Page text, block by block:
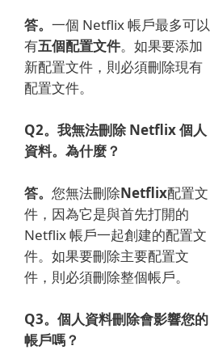
答。 一個 Netflix 帳戶最多可以
有五個配置文件。 如果要添加
新配置文件，則必須刪除現有
配置文件。
Q2。 我無法刪除 Netflix 個人
資料。 為什麼？
答。 您無法刪除Netflix配置文
件，因為它是與首先打開的
Netflix 帳戶一起創建的配置文
件。 如果要刪除主要配置文
件，則必須刪除整個帳戶。
Q3。 個人資料刪除會影響您的
帳戶嗎？